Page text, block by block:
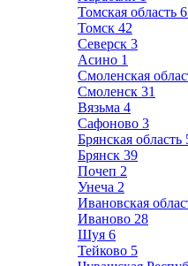
Томская область
Томск 42
Северск 3
Асино 1
Смоленская
Смоленск 31
Вязьма 4
Сафоново 3
Брянская область
Брянск 39
Почеп 2
Унеча 2
Ивановская
Иваново 28
Шуя 6
Тейково 5